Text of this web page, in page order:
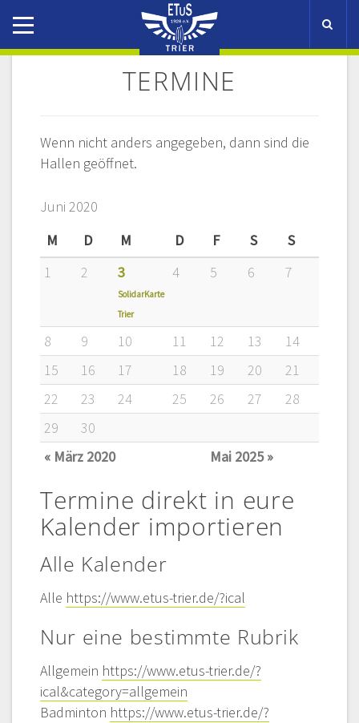
T
g
TERMINE
Wenn nicht anders angegeben, dann sind die
Hallen geöffnet.
Juni 2020
M
D M D F S S
« März 2020 Mai 2025 »
1 2 3
SolidarKarte
Trier
4 5 6 7
8 9 10 11 12 13
14
15
16 17 18 19 20
21
22
23 24 25 26 27
28
29
30
Termine direkt in eure
Kalender importieren
Alle Kalender
Alle https://www.etus-trier.de/?ical
Nur eine bestimmte Rubrik
Allgemein https://www.etus-trier.de/?
ical&category=allgemein
Badminton https://www.etus-trier.de/?